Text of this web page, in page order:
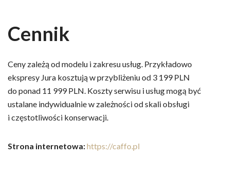
Cennik
Ceny zależą od modelu i zakresu usług. Przykładowo
ekspresy Jura kosztują w przybliżeniu od 3 199 PLN
do ponad 11 999 PLN. Koszty serwisu i usług mogą być
ustalane indywidualnie w zależności od skali obsługi
i częstotliwości konserwacji.
Strona internetowa:https://caffo.pl